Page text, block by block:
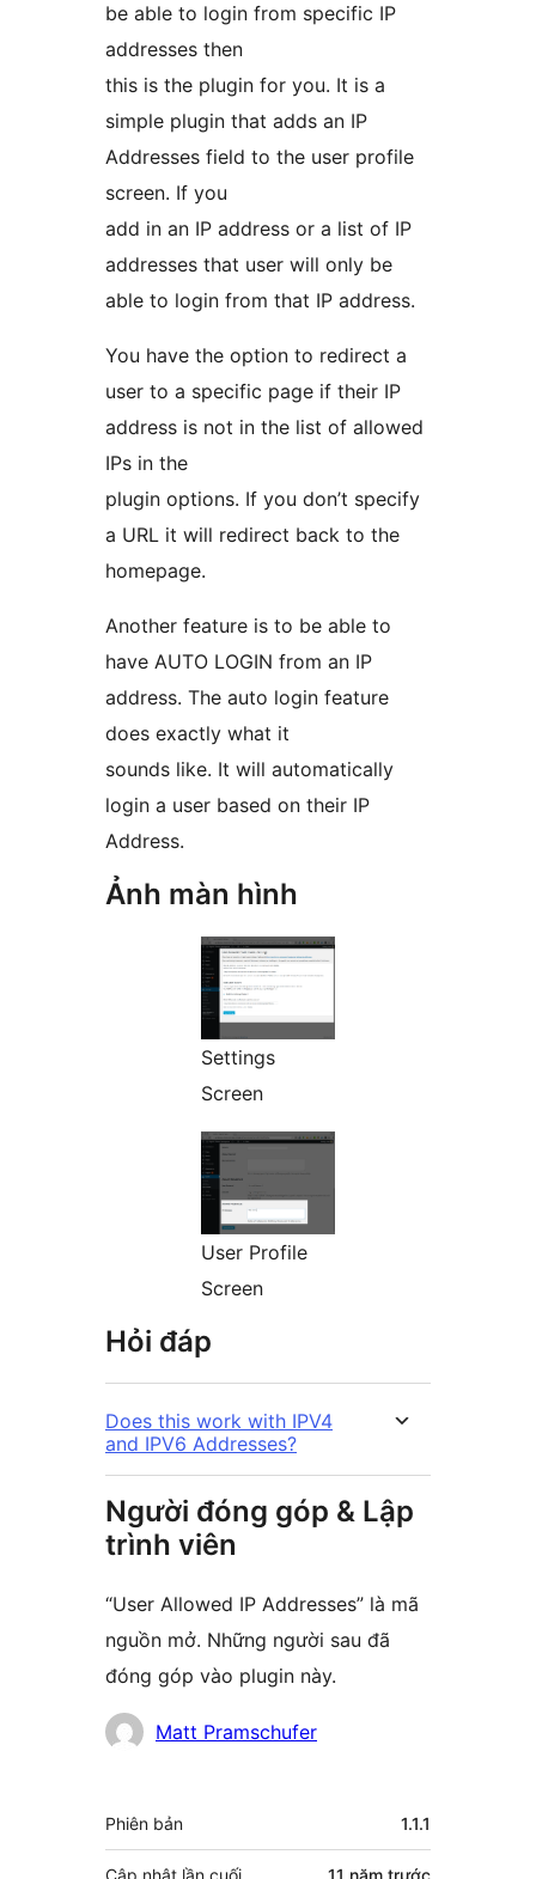
be able to login from specific IP
addresses then
this is the plugin for you. It is a
simple plugin that adds an IP
Addresses field to the user profile
screen. If you
add in an IP address or a list of IP
addresses that user will only be
able to login from that IP address.
You have the option to redirect a
user to a specific page if their IP
address is not in the list of allowed
IPs in the
plugin options. If you don’t specify
a URL it will redirect back to the
homepage.
Another feature is to be able to
have AUTO LOGIN from an IP
address. The auto login feature
does exactly what it
sounds like. It will automatically
login a user based on their IP
Address.
Ảnh màn hình
Settings
Screen
User Profile
Screen
Hỏi đáp
Does this work with IPV4
and IPV6 Addresses?
Người đóng góp & Lập
trình viên
“User Allowed IP Addresses” là mã
nguồn mở. Những người sau đã
đóng góp vào plugin này.
Những
góp
Matt Pramschufer
Meta
Phiên bản 1.1.1